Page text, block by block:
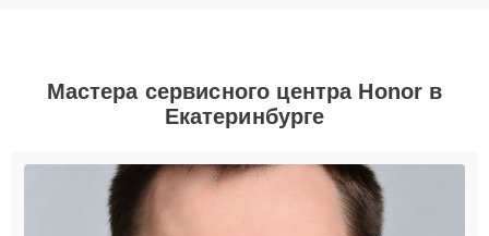
Мастера сервисного центра Honor в
Екатеринбурге